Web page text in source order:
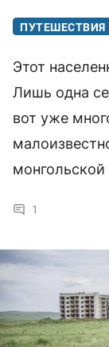
ПУТЕШЕСТВИЯ
Этот
Лишь одна
вот уже
1